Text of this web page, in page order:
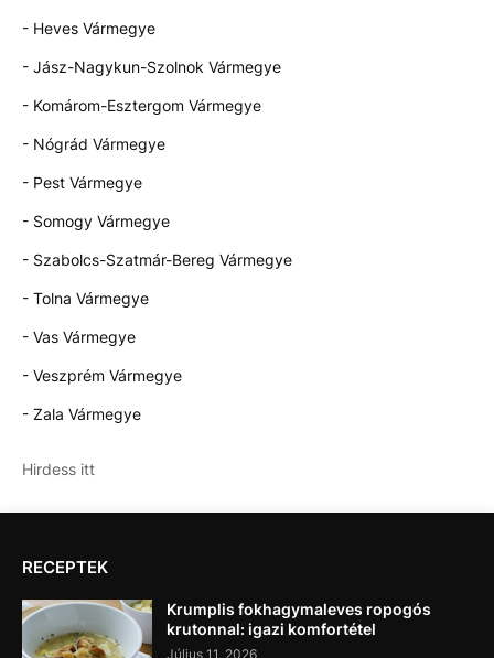
- Heves Vármegye
- Jász-Nagykun-Szolnok Vármegye
- Komárom-Esztergom Vármegye
- Nógrád Vármegye
- Pest Vármegye
- Somogy Vármegye
- Szabolcs-Szatmár-Bereg Vármegye
- Tolna Vármegye
- Vas Vármegye
- Veszprém Vármegye
- Zala Vármegye
Hirdess itt
RECEPTEK
Krumplis fokhagymaleves ropogós
krutonnal: igazi komfortétel
Július 11, 2026